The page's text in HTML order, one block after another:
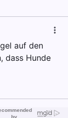
auf den
dass Hunde